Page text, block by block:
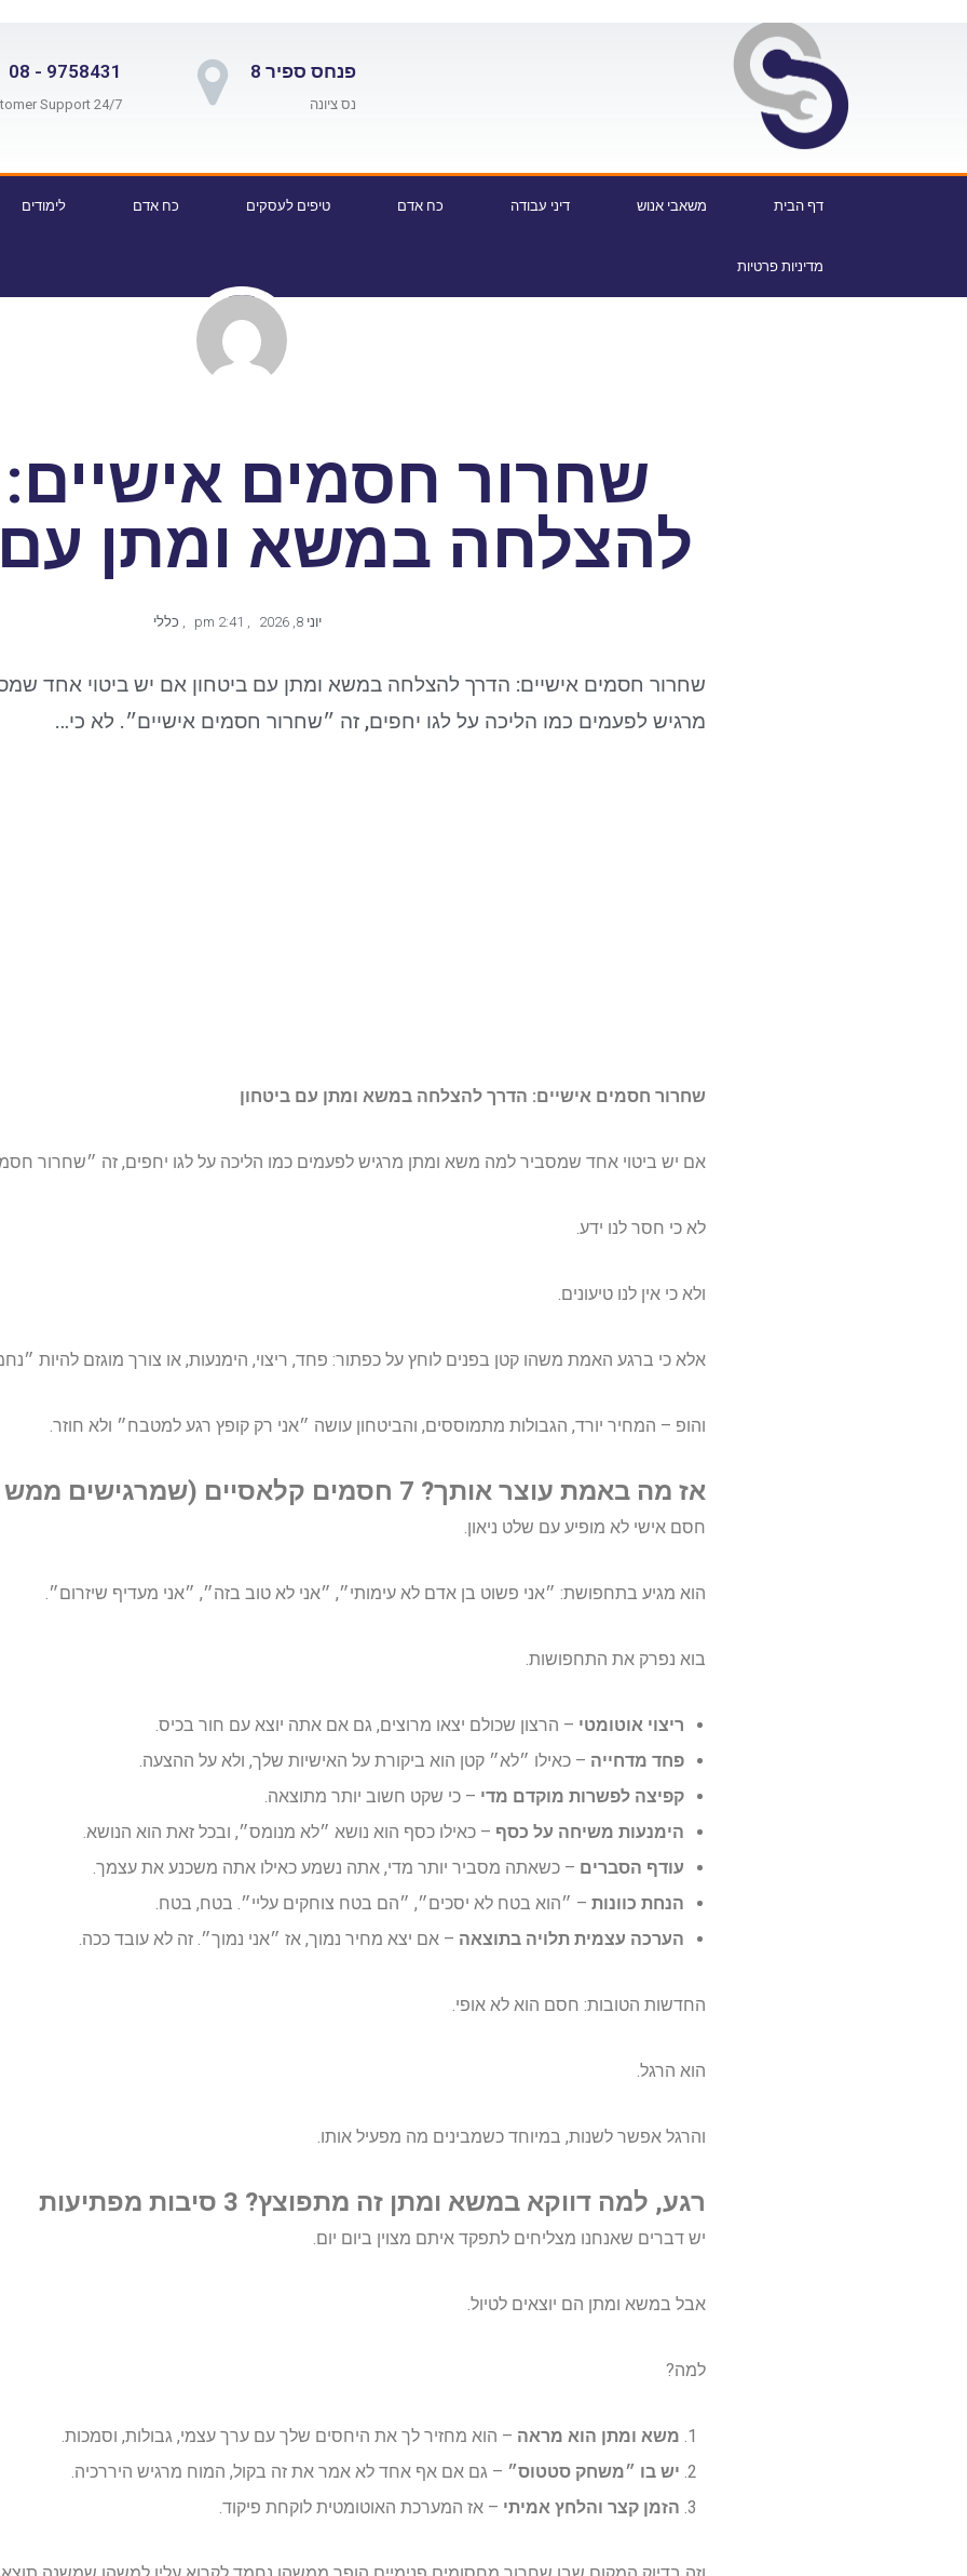
פנחס ספיר 8
נס ציונה
9758431 - 08
24/7 Customer Support
דף הבית משאבי אנוש דיני עבודה כח אדם טיפים לעסקים כח אדם לימודים
מדיניות פרטיות
שחרור חסמים
להצלחה במשא ומתן עם
יוני 8, 2026 ,
, כללי
שחרור חסמים אישיים: הדרך להצלחה במשא ומתן עם ביטחון אם יש ביטוי אחד
מרגיש לפעמים כמו הליכה על לגו יחפים, זה ״שחרור חסמים אישיים״. לא כי…
שחרור חסמים אישיים: הדרך להצלחה במשא ומתן עם ביטחון
אם יש ביטוי אחד שמסביר למה משא ומתן מרגיש לפעמים כמו הליכה על לגו יחפים, זה ״שחרור
לא כי חסר לנו ידע.
ולא כי אין לנו טיעונים.
אלא כי ברגע האמת משהו קטן בפנים לוחץ על כפתור: פחד, ריצוי, הימנעות, או צורך מוגזם להיות
והופ – המחיר יורד, הגבולות מתמוססים, והביטחון עושה ״אני רק קופץ רגע למטבח״ ולא חוזר.
אז מה באמת עוצר אותך? 7 חסמים קלאסיים (שמרגישים ממש ״אתה״)
חסם אישי לא מופיע עם שלט ניאון.
הוא מגיע בתחפושת: ״אני פשוט בן אדם לא עימותי״, ״אני לא טוב בזה״, ״אני מעדיף שיזרום״.
בוא נפרק את התחפושות.
ריצוי אוטומטי – הרצון שכולם יצאו מרוצים, גם אם אתה יוצא עם חור בכיס.
פחד מדחייה – כאילו ״לא״ קטן הוא ביקורת על האישיות שלך, ולא על ההצעה.
קפיצה לפשרות מוקדם מדי – כי שקט חשוב יותר מתוצאה.
הימנעות משיחה על כסף – כאילו כסף הוא נושא ״לא מנומס״, ובכל זאת הוא הנושא.
עודף הסברים – כשאתה מסביר יותר מדי, אתה נשמע כאילו אתה משכנע את עצמך.
הנחת כוונות – ״הוא בטח לא יסכים״, ״הם בטח צוחקים עליי״. בטח, בטח.
הערכה עצמית תלויה בתוצאה – אם יצא מחיר נמוך, אז ״אני נמוך״. זה לא עובד ככה.
החדשות הטובות: חסם הוא לא אופי.
הוא הרגל.
והרגל אפשר לשנות, במיוחד כשמבינים מה מפעיל אותו.
רגע, למה דווקא במשא ומתן זה מתפוצץ? 3 סיבות מפתיעות
יש דברים שאנחנו מצליחים לתפקד איתם מצוין ביום יום.
אבל במשא ומתן הם יוצאים לטיול.
למה?
משא ומתן הוא מראה – הוא מחזיר לך את היחסים שלך עם ערך עצמי, גבולות, וסמכות.
יש בו ״משחק סטטוס״ – גם אם אף אחד לא אמר את זה בקול, המוח מרגיש היררכיה.
הזמן קצר והלחץ אמיתי – אז המערכת האוטומטית לוקחת פיקוד.